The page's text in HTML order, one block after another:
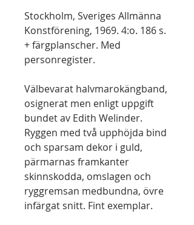
Stockholm, Sveriges Allmänna
Konstförening, 1969. 4:o. 186 s.
+ färgplanscher. Med
personregister.
Välbevarat halvmarokängband,
osignerat men enligt uppgift
bundet av Edith Welinder.
Ryggen med två upphöjda bind
och sparsam dekor i guld,
pärmarnas framkanter
skinnskodda, omslagen och
ryggremsan medbundna, övre
infärgat snitt. Fint exemplar.